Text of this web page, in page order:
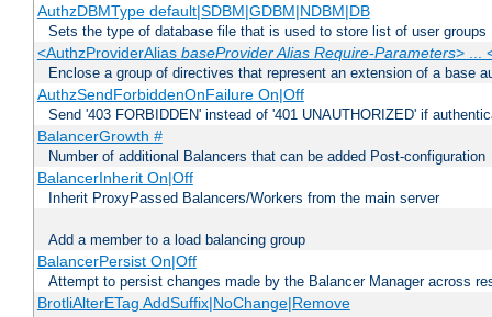
AuthzDBMType default|SDBM|GDBM|NDBM|DB
Sets the type of database file that is used to store list of user groups
<AuthzProviderAlias baseProvider Alias Require-Parameters> ...
Enclose a group of directives that represent an extension of a base
AuthzSendForbiddenOnFailure On|Off
Send '403 FORBIDDEN' instead of '401 UNAUTHORIZED' if
BalancerGrowth #
Number of additional Balancers that can be added Post-configuration
BalancerInherit On|Off
Inherit ProxyPassed Balancers/Workers from the main server
Add a member to a load balancing group
BalancerPersist On|Off
Attempt to persist changes made by the Balancer Manager across
BrotliAlterETag AddSuffix|NoChange|Remove